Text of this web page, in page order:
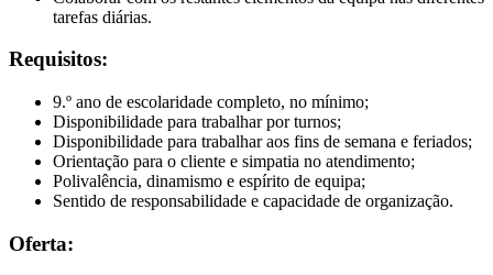
tarefas diárias.
Requisitos:
9.º ano de escolaridade completo, no mínimo;
Disponibilidade para trabalhar por turnos;
Disponibilidade para trabalhar aos fins de semana e feriados;
Orientação para o cliente e simpatia no atendimento;
Polivalência, dinamismo e espírito de equipa;
Sentido de responsabilidade e capacidade de organização.
Oferta: